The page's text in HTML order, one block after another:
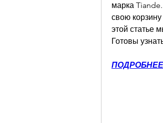
марка
свою
этой статье
Готовы